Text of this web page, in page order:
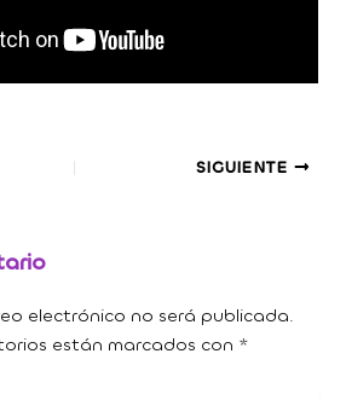
SIGUIENTE
electrónico no será publicada.
están marcados con *